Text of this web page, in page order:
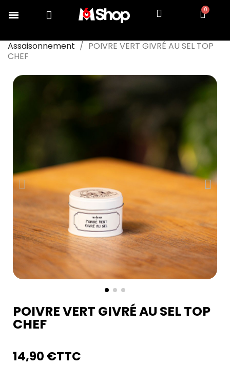
Assaisonnement
POIVRE VERT GIVRÉ AU SEL TOP
CHEF
POIVRE VERT GIVRÉ AU SEL TOP
CHEF
14,90 €TTC